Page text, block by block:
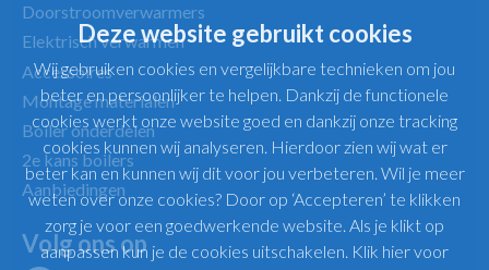
Doorstroomverwarmers
Elektrisch verwarmen
Accessoires
Montage materialen
Boiler onderdelen
2e kans boilers
Aanbiedingen
Volg ons op
Deze website gebruikt cookies
Wij gebruiken cookies en vergelijkbare technieken om jou
beter en persoonlijker te helpen. Dankzij de functionele
cookies werkt onze website goed en dankzij onze tracking
cookies kunnen wij analyseren. Hierdoor zien wij wat er
beter kan en kunnen wij dit voor jou verbeteren. Wil je meer
weten over onze cookies? Door op ‘Accepteren’ te klikken
zorg je voor een goedwerkende website. Als je klikt op
aanpassen kun je de cookies uitschakelen. Klik hier voor